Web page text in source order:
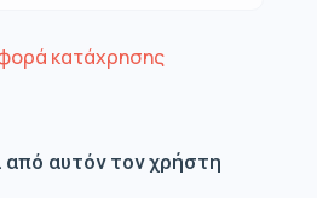
κατάχρησης
αυτόν τον χρήστη